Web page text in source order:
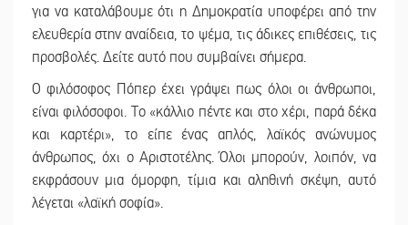
για να καταλάβουμε ότι η Δημοκρατία υποφέρει από την
ελευθερία στην αναίδεια, το ψέμα, τις άδικες επιθέσεις, τις
προσβολές. Δείτε αυτό που συμβαίνει σήμερα.
Ο φιλόσοφος Πόπερ έχει γράψει πως όλοι οι άνθρωποι,
είναι φιλόσοφοι. Το «κάλλιο πέντε και στο χέρι, παρά δέκα
και καρτέρι», το είπε ένας απλός, λαϊκός ανώνυμος
άνθρωπος, όχι ο Αριστοτέλης. Όλοι μπορούν, λοιπόν, να
εκφράσουν μια όμορφη, τίμια και αληθινή σκέψη, αυτό
λέγεται «λαϊκή σοφία».